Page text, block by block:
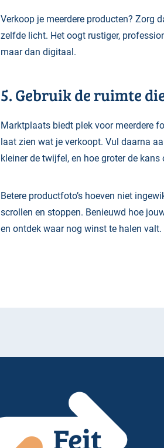
Verkoop je meerdere producten? Zorg
zelfde licht. Het oogt rustiger,
maar dan digitaal.
5. Gebruik de ruimte
Marktplaats biedt plek voor meerdere
laat zien wat je verkoopt. Vul daarna
kleiner de twijfel, en hoe groter de kans
Betere productfoto’s hoeven niet
scrollen en stoppen. Benieuwd hoe
en ontdek waar nog winst te halen